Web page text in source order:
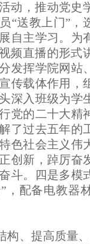
动，推动党史
“送教上门”，
自主学习。为
频直播的形式
发挥学院网站
传载体作用，
深入班级为学
党的二十大精
了过去五年的
色社会主义伟
创新，踔厉奋
斗。四是多模
，配备电教器
构、提高质量